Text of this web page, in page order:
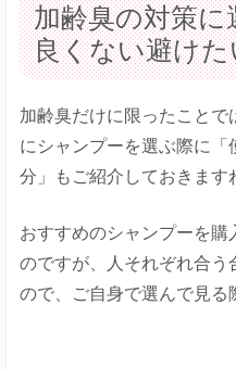
加齢臭の対策
良くない避け
加齢臭だけに限ったこと
にシャンプーを選ぶ際に
分」もご紹介しておきます
おすすめのシャンプーを
のですが、人それぞれ合う
ので、ご自身で選んで見る